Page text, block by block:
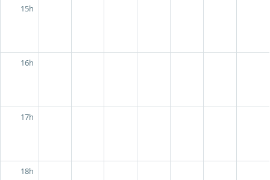
15h
16h
17h
18h